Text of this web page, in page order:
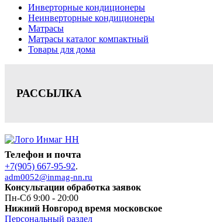
Инверторные кондиционеры
Неинверторные кондиционеры
Матрасы
Матрасы каталог компактный
Товары для дома
РАССЫЛКА
Телефон и почта
+7(905) 667-95-92.
adm0052@inmag-nn.ru
Консультации обработка заявок
Пн-Сб 9:00 - 20:00
Нижний Новгород время московское
Персональный раздел